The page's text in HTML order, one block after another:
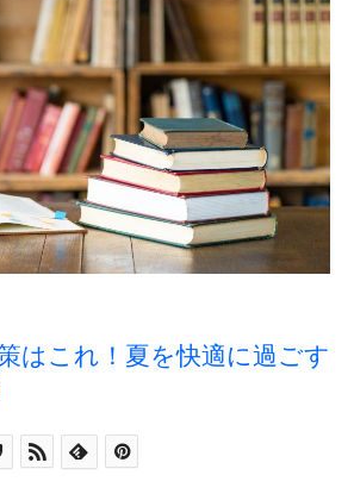
はこれ！夏を快適に過ごす